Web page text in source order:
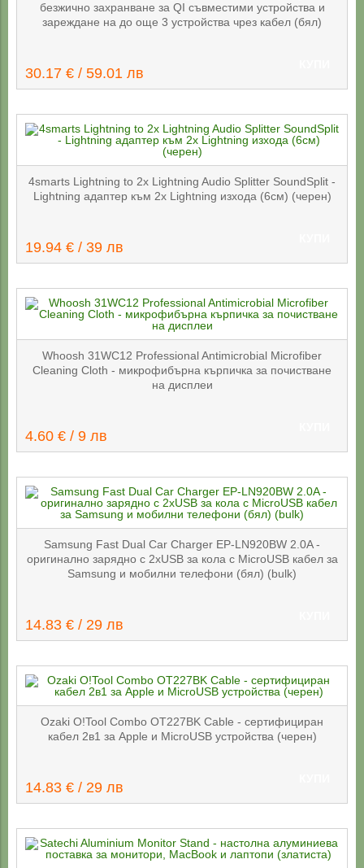
безжично захранване за QI съвместими устройства и
зареждане на до още 3 устройства чрез кабел (бял)
30.17 € / 59.01 лв
4smarts Lightning to 2x Lightning Audio Splitter SoundSplit -
Lightning адаптер към 2x Lightning изхода (6см) (черен)
19.94 € / 39 лв
Whoosh 31WC12 Professional Antimicrobial Microfiber
Cleaning Cloth - микрофибърна кърпичка за почистване
на дисплеи
4.60 € / 9 лв
Samsung Fast Dual Car Charger EP-LN920BW 2.0A -
оригинално зарядно с 2хUSB за кола с MicroUSB кабел за
Samsung и мобилни телефони (бял) (bulk)
14.83 € / 29 лв
Ozaki O!Tool Combo OT227BK Cable - сертифициран
кабел 2в1 за Apple и MicroUSB устройства (черен)
14.83 € / 29 лв